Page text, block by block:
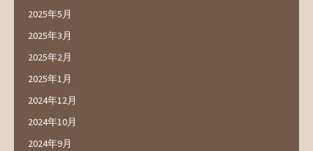
2025年5月
2025年3月
2025年2月
2025年1月
2024年12月
2024年10月
2024年9月